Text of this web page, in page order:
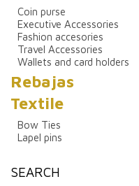
Coin purse
Executive Accessories
Fashion accesories
Travel Accessories
Wallets and card holders
Rebajas
Textile
Bow Ties
Lapel pins
SEARCH